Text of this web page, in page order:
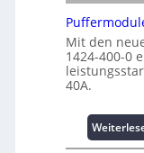
Mit den
1424-400-0
40A.